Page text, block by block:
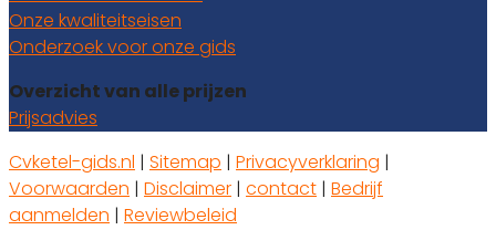
Onze kwaliteitseisen
Onderzoek voor onze gids
Overzicht van alle prijzen
Prijsadvies
Cvketel-gids.nl | Sitemap | Privacyverklaring |
Voorwaarden | Disclaimer | contact | Bedrijf
aanmelden | Reviewbeleid